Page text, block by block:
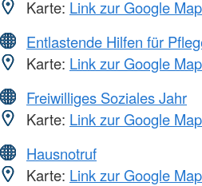
Karte: Link zur Google
Entlastende Hilfen für
Karte: Link zur Google
Freiwilliges Soziales Jahr
Karte: Link zur Google
Hausnotruf
Karte: Link zur Google